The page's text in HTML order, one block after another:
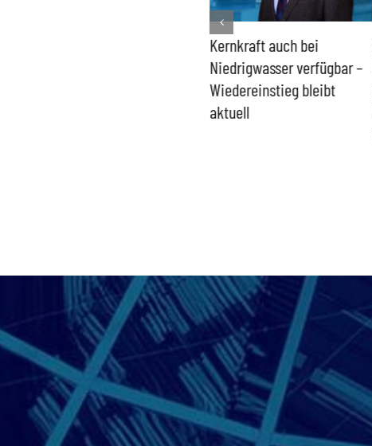
Kernkraft auch bei
Niedrigwasser verfügbar –
Wiedereinstieg bleibt
aktuell